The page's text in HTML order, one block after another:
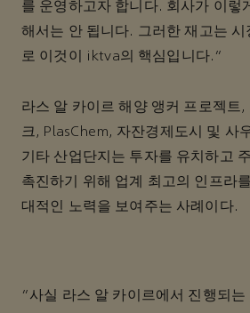
를 운영하고자 합니다. 회사가 이렇
해서는 안 됩니다. 그러한 재고는
로 이것이 iktva의 핵심입니다.”
라스 알 카이르 해양 앵커 프로젝트
크, PlasChem, 자잔경제도시 및 사
기타 산업단지는 투자를 유치하고
촉진하기 위해 업계 최고의 인프라
대적인 노력을 보여주는 사례이다.
“사실 라스 알 카이르에서 진행되